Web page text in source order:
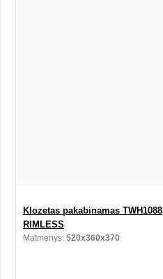
Klozetas pakabinamas TWH1088
RIMLESS
Matmenys: 520x360x370